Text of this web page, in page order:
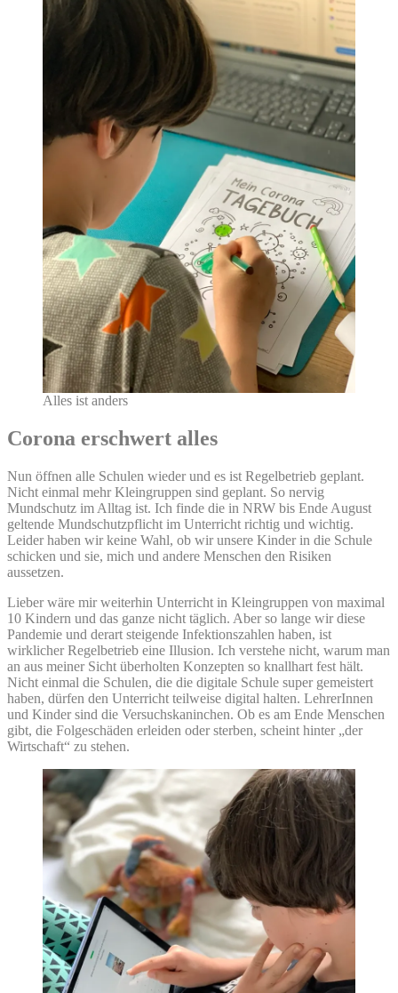
Alles ist anders
Corona erschwert alles
Nun öffnen alle Schulen wieder und es ist Regelbetrieb geplant.
Nicht einmal mehr Kleingruppen sind geplant. So nervig
Mundschutz im Alltag ist. Ich finde die in NRW bis Ende August
geltende Mundschutzpflicht im Unterricht richtig und wichtig.
Leider haben wir keine Wahl, ob wir unsere Kinder in die Schule
schicken und sie, mich und andere Menschen den Risiken
aussetzen.
Lieber wäre mir weiterhin Unterricht in Kleingruppen von maximal
10 Kindern und das ganze nicht täglich. Aber so lange wir diese
Pandemie und derart steigende Infektionszahlen haben, ist
wirklicher Regelbetrieb eine Illusion. Ich verstehe nicht, warum man
an aus meiner Sicht überholten Konzepten so knallhart fest hält.
Nicht einmal die Schulen, die die digitale Schule super gemeistert
haben, dürfen den Unterricht teilweise digital halten. LehrerInnen
und Kinder sind die Versuchskaninchen. Ob es am Ende Menschen
gibt, die Folgeschäden erleiden oder sterben, scheint hinter „der
Wirtschaft“ zu stehen.